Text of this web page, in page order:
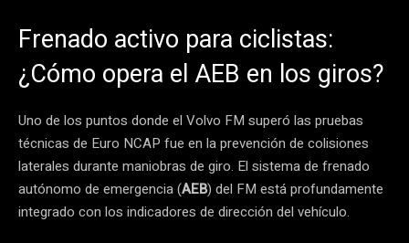
Frenado activo para ciclistas:
¿Cómo opera el AEB en los giros?
Uno de los puntos donde el Volvo FM superó las pruebas
técnicas de Euro NCAP fue en la prevención de colisiones
laterales durante maniobras de giro. El sistema de frenado
autónomo de emergencia (AEB) del FM está profundamente
integrado con los indicadores de dirección del vehículo.